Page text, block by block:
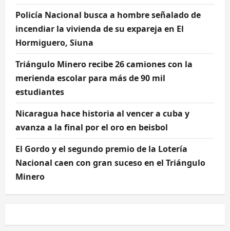
Policía Nacional busca a hombre señalado de
incendiar la vivienda de su expareja en El
Hormiguero, Siuna
Triángulo Minero recibe 26 camiones con la
merienda escolar para más de 90 mil
estudiantes
Nicaragua hace historia al vencer a cuba y
avanza a la final por el oro en beisbol
El Gordo y el segundo premio de la Lotería
Nacional caen con gran suceso en el Triángulo
Minero